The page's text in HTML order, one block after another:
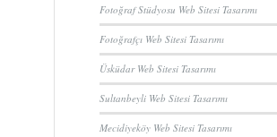
Fotoğraf Stüdyosu Web Sitesi Tasarımı
Fotoğrafçı Web Sitesi Tasarımı
Üsküdar Web Sitesi Tasarımı
Sultanbeyli Web Sitesi Tasarımı
Mecidiyeköy Web Sitesi Tasarımı